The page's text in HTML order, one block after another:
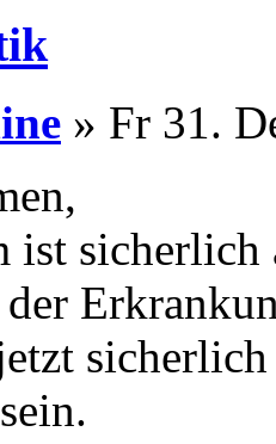
» Fr 31.
ist sicherlich
der